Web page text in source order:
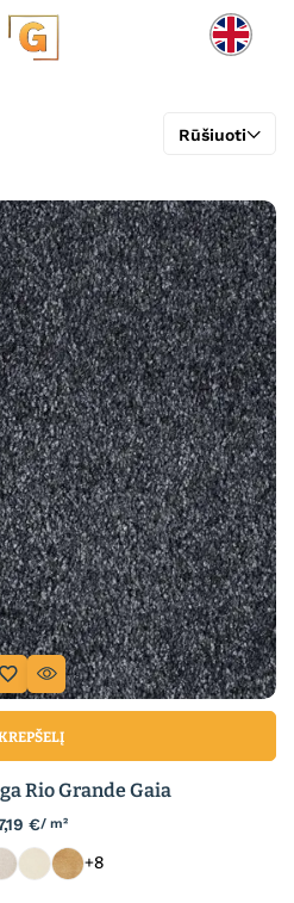
Rūšiuoti
Rio Grande Gaia
€/ m²
+8